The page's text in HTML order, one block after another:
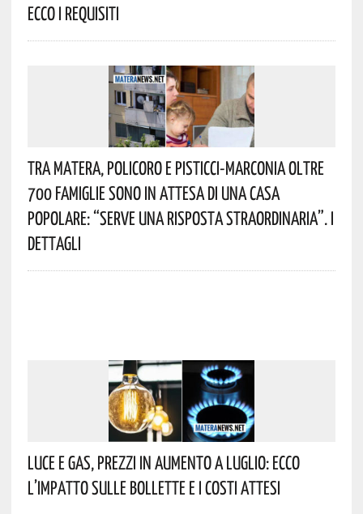
Ecco I Requisiti
Tra Matera, Policoro E Pisticci-Marconia Oltre
700 Famiglie Sono In Attesa Di Una Casa
Popolare: “serve Una Risposta Straordinaria”. I
Dettagli
Luce E Gas, Prezzi In Aumento A Luglio: Ecco
L’impatto Sulle Bollette E I Costi Attesi